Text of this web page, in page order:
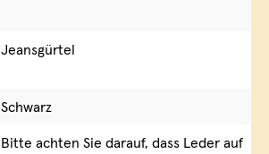
Jeansgürtel
Schwarz
Bitte achten Sie darauf, dass Leder auf